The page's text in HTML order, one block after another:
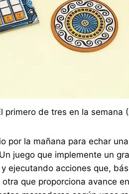
primero de tres en la semana
por la mañana para echar
juego que implemente un
ejecutando acciones que,
que proporciona avance